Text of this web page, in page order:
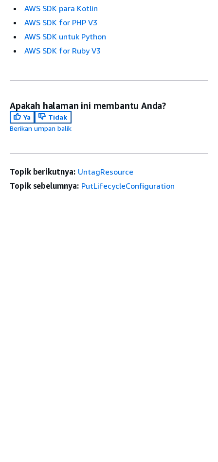
AWS SDK para Kotlin
AWS SDK for PHP V3
AWS SDK untuk Python
AWS SDK for Ruby V3
Apakah halaman ini membantu Anda?
Ya
Tidak
Berikan umpan balik
Topik berikutnya: UntagResource
Topik sebelumnya: PutLifecycleConfiguration